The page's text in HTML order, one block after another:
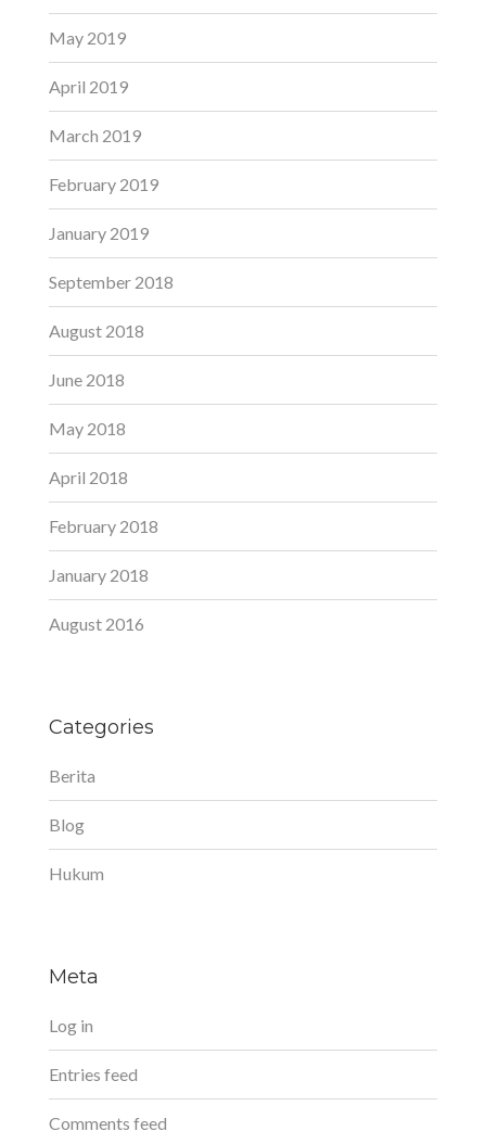
May 2019
April 2019
March 2019
February 2019
January 2019
September 2018
August 2018
June 2018
May 2018
April 2018
February 2018
January 2018
August 2016
Categories
Berita
Blog
Hukum
Meta
Log in
Entries feed
Comments feed